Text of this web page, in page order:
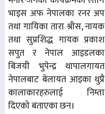
भाइस अफ नेपालका रनर अप
तथा गायिका तारा श्रीस, नायक
तथा सुप्रशिद्ध गायक प्रकाश
सपुत र नेपाल आइडलका
बिजयी भुपेन्द्र थापालगायत
नेपालबाट बेलायत आइका थुप्रै
कालाकारहरुलाई निम्ता
दिएको बताएका छन।